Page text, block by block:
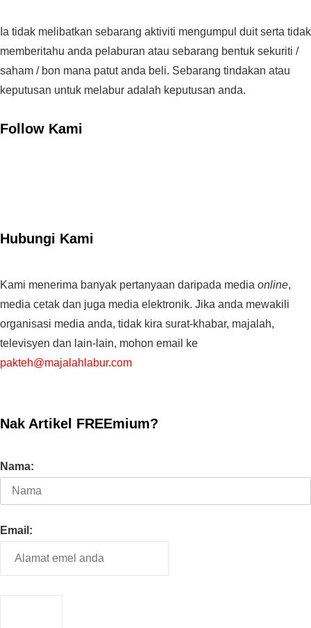
Ia tidak melibatkan sebarang aktiviti mengumpul duit serta tidak
memberitahu anda pelaburan atau sebarang bentuk sekuriti /
saham / bon mana patut anda beli. Sebarang tindakan atau
keputusan untuk melabur adalah keputusan anda.
Follow Kami
Hubungi Kami
Kami menerima banyak pertanyaan daripada media online,
media cetak dan juga media elektronik. Jika anda mewakili
organisasi media anda, tidak kira surat-khabar, majalah,
televisyen dan lain-lain, mohon email ke
pakteh@majalahlabur.com
Nak Artikel FREEmium?
Nama:
Email: